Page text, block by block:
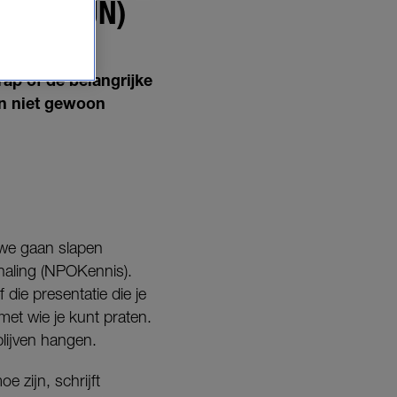
JE ZIJN)
of de belangrijke
niet gewoon
gaan slapen
(NPOKennis).
presentatie die je
wie je kunt praten.
hangen.
zijn, schrijft